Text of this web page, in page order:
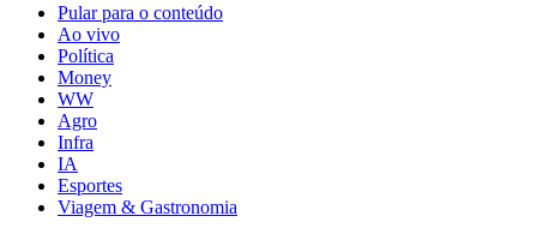
Pular para o conteúdo
Ao vivo
Política
Money
WW
Agro
Infra
IA
Esportes
Viagem & Gastronomia